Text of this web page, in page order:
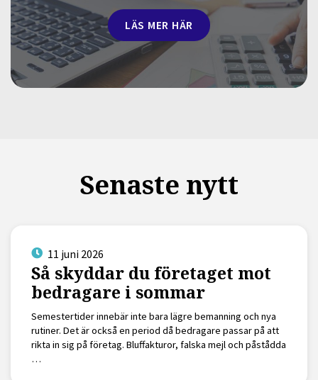
LÄS MER HÄR
Senaste nytt
11 juni 2026
Så skyddar du företaget mot
bedragare i sommar
Semestertider innebär inte bara lägre bemanning och nya
rutiner. Det är också en period då bedragare passar på att
rikta in sig på företag. Bluffakturor, falska mejl och påstådda
…